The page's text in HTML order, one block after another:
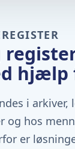
hjælp
i arkiver,
og hos
er